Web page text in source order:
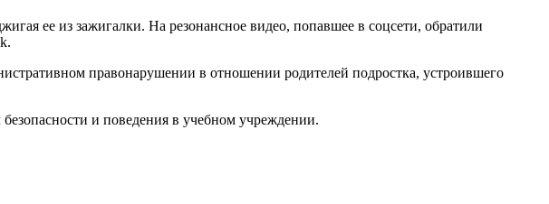
ее из зажигалки. На резонансное видео, попавшее в соцсети, обратили
правонарушении в отношении родителей подростка, устроившего
и поведения в учебном учреждении.